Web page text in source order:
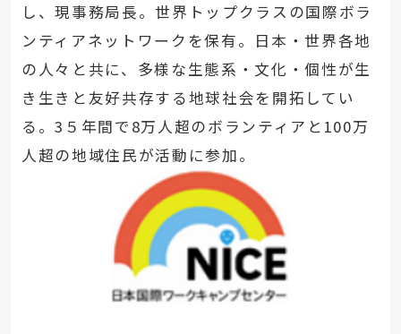
し、現事務局長。世界トップクラスの国際ボラ
ンティアネットワークを保有。日本・世界各地
の人々と共に、多様な生態系・文化・個性が生
き生きと友好共存する地球社会を開拓してい
る。3５年間で8万人超のボランティアと100万
人超の地域住民が活動に参加。